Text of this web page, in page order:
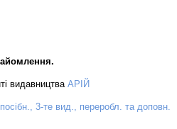
видавництва АРІЙ
3-те вид., переробл. та доповн.